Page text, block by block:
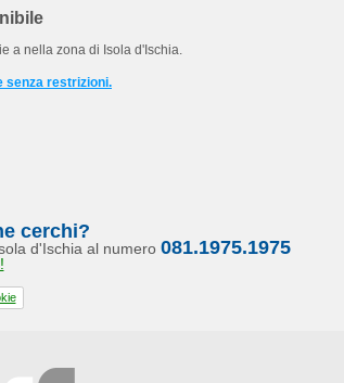
a nella zona di Isola d'Ischia.
senza restrizioni.
cerchi?
d'Ischia al numero 081.1975.1975